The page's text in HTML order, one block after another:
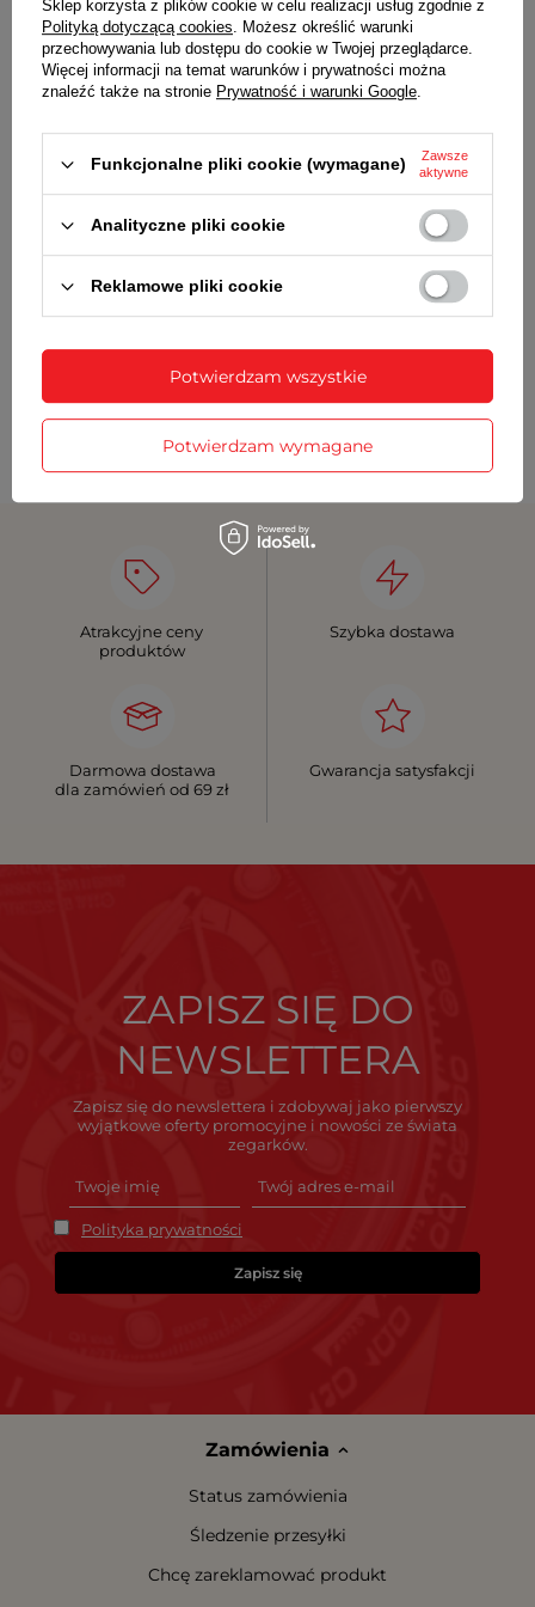
POLECAMY
czarny matowy 39 mm
Cena regularna:169,00 zł
Najniższa cena z 30 dni przed obniżką:159,00 zł
tarcza cyfry
Cena regularna:
Atrakcyjne ceny
produktów
Szybka dostawa
Darmowa dostawa
dla zamówień od 69 zł
Gwarancja satysfakcji
ZAPISZ SIĘ DO
NEWSLETTERA
Zapisz się do newslettera i zdobywaj jako pierwszy
wyjątkowe oferty promocyjne i nowości ze świata
zegarków.
Polityka prywatności
Zapisz się
Zamówienia
Status zamówienia
Śledzenie przesyłki
Chcę zareklamować produkt
Sklep korzysta z plików cookie w celu realizacji usług zgodnie z
Polityką dotyczącą cookies. Możesz określić warunki
przechowywania lub dostępu do cookie w Twojej przeglądarce.
Więcej informacji na temat warunków i prywatności można
znaleźć także na stronie Prywatność i warunki Google.
Funkcjonalne pliki cookie (wymagane)
Zawsze
aktywne
Analityczne pliki cookie
Reklamowe pliki cookie
Potwierdzam wymagane
Potwierdzam wszystkie